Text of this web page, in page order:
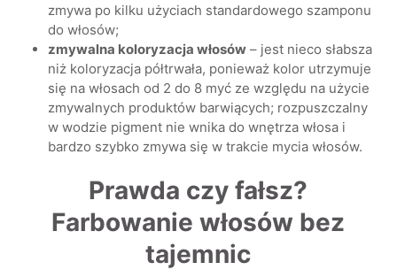
zmywa po kilku użyciach standardowego szamponu
do włosów;
zmywalna koloryzacja włosów – jest nieco słabsza
niż koloryzacja półtrwała, ponieważ kolor utrzymuje
się na włosach od 2 do 8 myć ze względu na użycie
zmywalnych produktów barwiących; rozpuszczalny
w wodzie pigment nie wnika do wnętrza włosa i
bardzo szybko zmywa się w trakcie mycia włosów.
Prawda czy fałsz?
Farbowanie włosów bez
tajemnic